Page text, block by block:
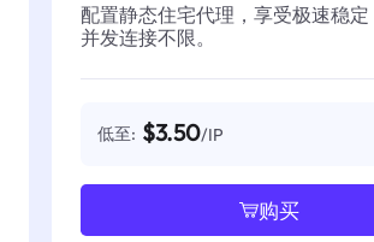
配置静态住宅代理，享受极速稳
并发连接不限。
低至: $3.50/IP
购买